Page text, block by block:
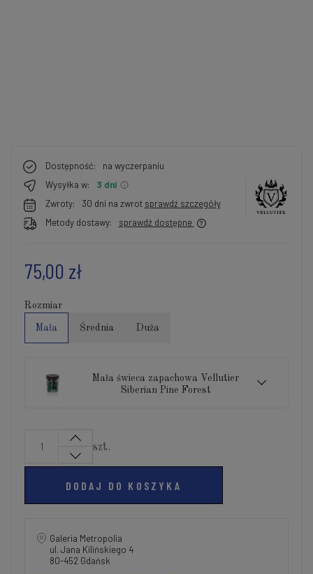
Dostępność:
na wyczerpaniu
Wysyłka w:
3 dni
Zwroty:
30 dni na zwrot sprawdź szczegóły
Metody dostawy:
sprawdź dostępne
75,00 zł
Rozmiar
Mała Średnia Duża
Mała świeca zapachowa Vellutier
Siberian Pine Forest
szt.
DODAJ DO KOSZYKA
Galeria Metropolia
ul. Jana Kilińskiego 4
80-452 Gdańsk